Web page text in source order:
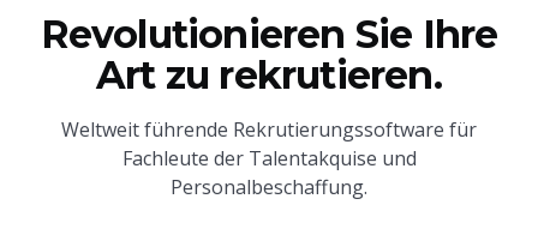
Revolutionieren Sie Ihre
Art zu rekrutieren.
Weltweit führende Rekrutierungssoftware für
Fachleute der Talentakquise und
Personalbeschaffung.